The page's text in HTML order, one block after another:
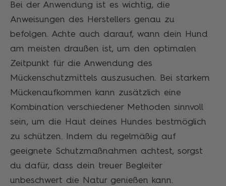
Bei der Anwendung ist es wichtig, die
Anweisungen des Herstellers genau zu
befolgen. Achte auch darauf, wann dein Hund
am meisten draußen ist, um den optimalen
Zeitpunkt für die Anwendung des
Mückenschutzmittels auszusuchen. Bei starkem
Mückenaufkommen kann zusätzlich eine
Kombination verschiedener Methoden sinnvoll
sein, um die Haut deines Hundes bestmöglich
zu schützen. Indem du regelmäßig auf
geeignete Schutzmaßnahmen achtest, sorgst
du dafür, dass dein treuer Begleiter
unbeschwert die Natur genießen kann.